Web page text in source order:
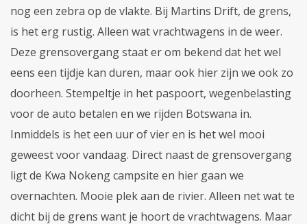
nog een zebra op de vlakte. Bij Martins Drift, de grens,
is het erg rustig. Alleen wat vrachtwagens in de weer.
Deze grensovergang staat er om bekend dat het wel
eens een tijdje kan duren, maar ook hier zijn we ook zo
doorheen. Stempeltje in het paspoort, wegenbelasting
voor de auto betalen en we rijden Botswana in.
Inmiddels is het een uur of vier en is het wel mooi
geweest voor vandaag. Direct naast de grensovergang
ligt de Kwa Nokeng campsite en hier gaan we
overnachten. Mooie plek aan de rivier. Alleen net wat te
dicht bij de grens want je hoort de vrachtwagens. Maar